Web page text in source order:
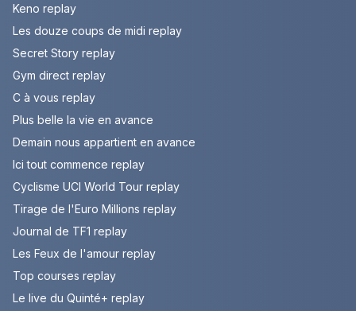
Keno replay
Les douze coups de midi replay
Secret Story replay
Gym direct replay
C à vous replay
Plus belle la vie en avance
Demain nous appartient en avance
Ici tout commence replay
Cyclisme UCI World Tour replay
Tirage de l'Euro Millions replay
Journal de TF1 replay
Les Feux de l'amour replay
Top courses replay
Le live du Quinté+ replay